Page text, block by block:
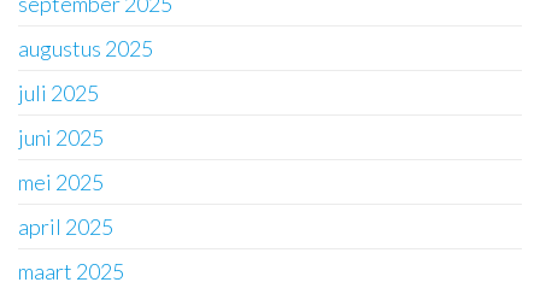
augustus 2025
juli 2025
juni 2025
mei 2025
april 2025
maart 2025